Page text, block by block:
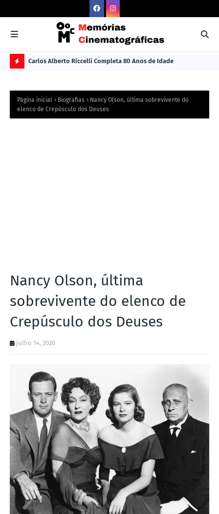
L
M
Carlos Alberto Riccelli Completa 80 Anos de Idade
Página inicial Biografias
Nancy Olson, última sobrevivente do
elenco de Crepúsculo dos Deuses
Nancy Olson, última
sobrevivente do elenco de
Crepúsculo dos Deuses
julho 14, 2020